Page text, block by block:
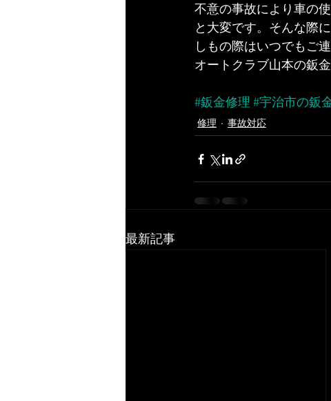
不意の事故により車の
と大変です。そんな際
しもの際はいつでもご
オートクラブ山本の鈑
#鈑金修理 #宇治市の鈑
修理 事故対応
最新記事